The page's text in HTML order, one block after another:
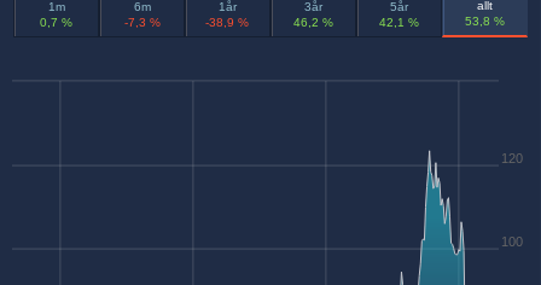
1m
0,7 %
6m
-7,3 %
1år
-38,9 %
3år
46,2 %
5år
42,1 %
allt
53,8 %
100
120